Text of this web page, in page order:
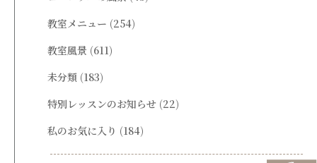
教室メニュー (254)
教室風景 (611)
未分類 (183)
特別レッスンのお知らせ (22)
私のお気に入り (184)